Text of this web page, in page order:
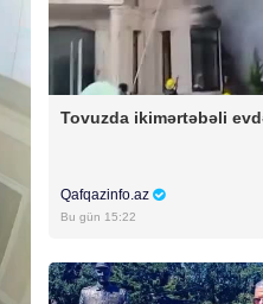
Tovuzda ikimərtəbəli
Qafqazinfo.az
Bu gün 15:22